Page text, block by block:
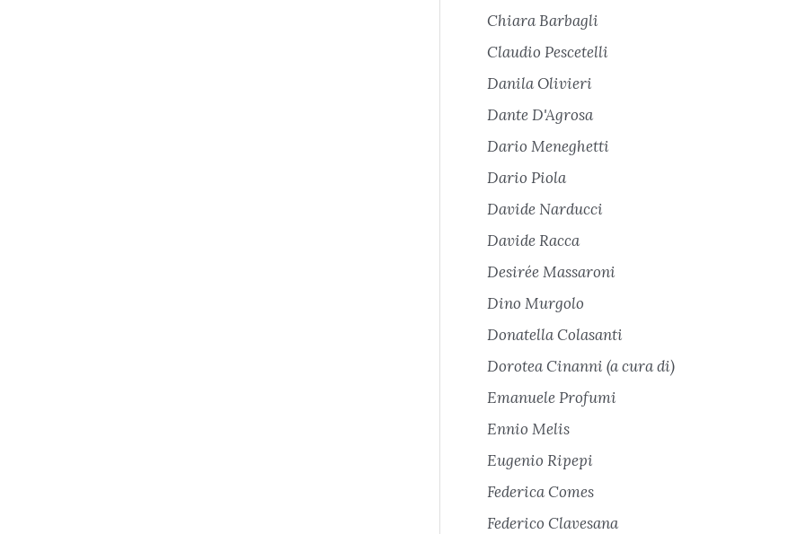
Chiara Barbagli
Claudio Pescetelli
Danila Olivieri
Dante D'Agrosa
Dario Meneghetti
Dario Piola
Davide Narducci
Davide Racca
Desirée Massaroni
Dino Murgolo
Donatella Colasanti
Dorotea Cinanni (a cura di)
Emanuele Profumi
Ennio Melis
Eugenio Ripepi
Federica Comes
Federico Clavesana